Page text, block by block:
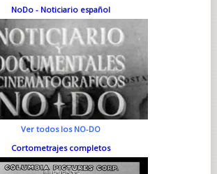
NoDo - Noticiario español
Ver todos los NO-DO
Cortometrajes completos